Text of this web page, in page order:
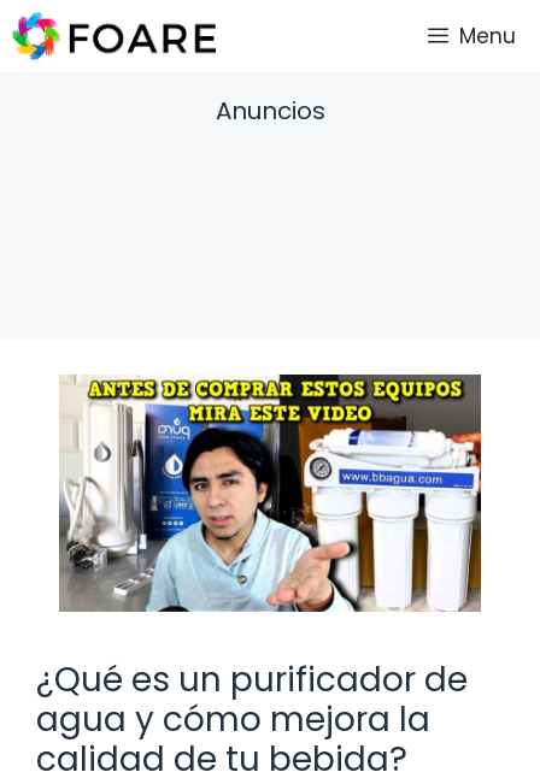
Saltar
al
Menu
Anuncios
¿Qué es un purificador de
agua y cómo mejora la
calidad de tu bebida?